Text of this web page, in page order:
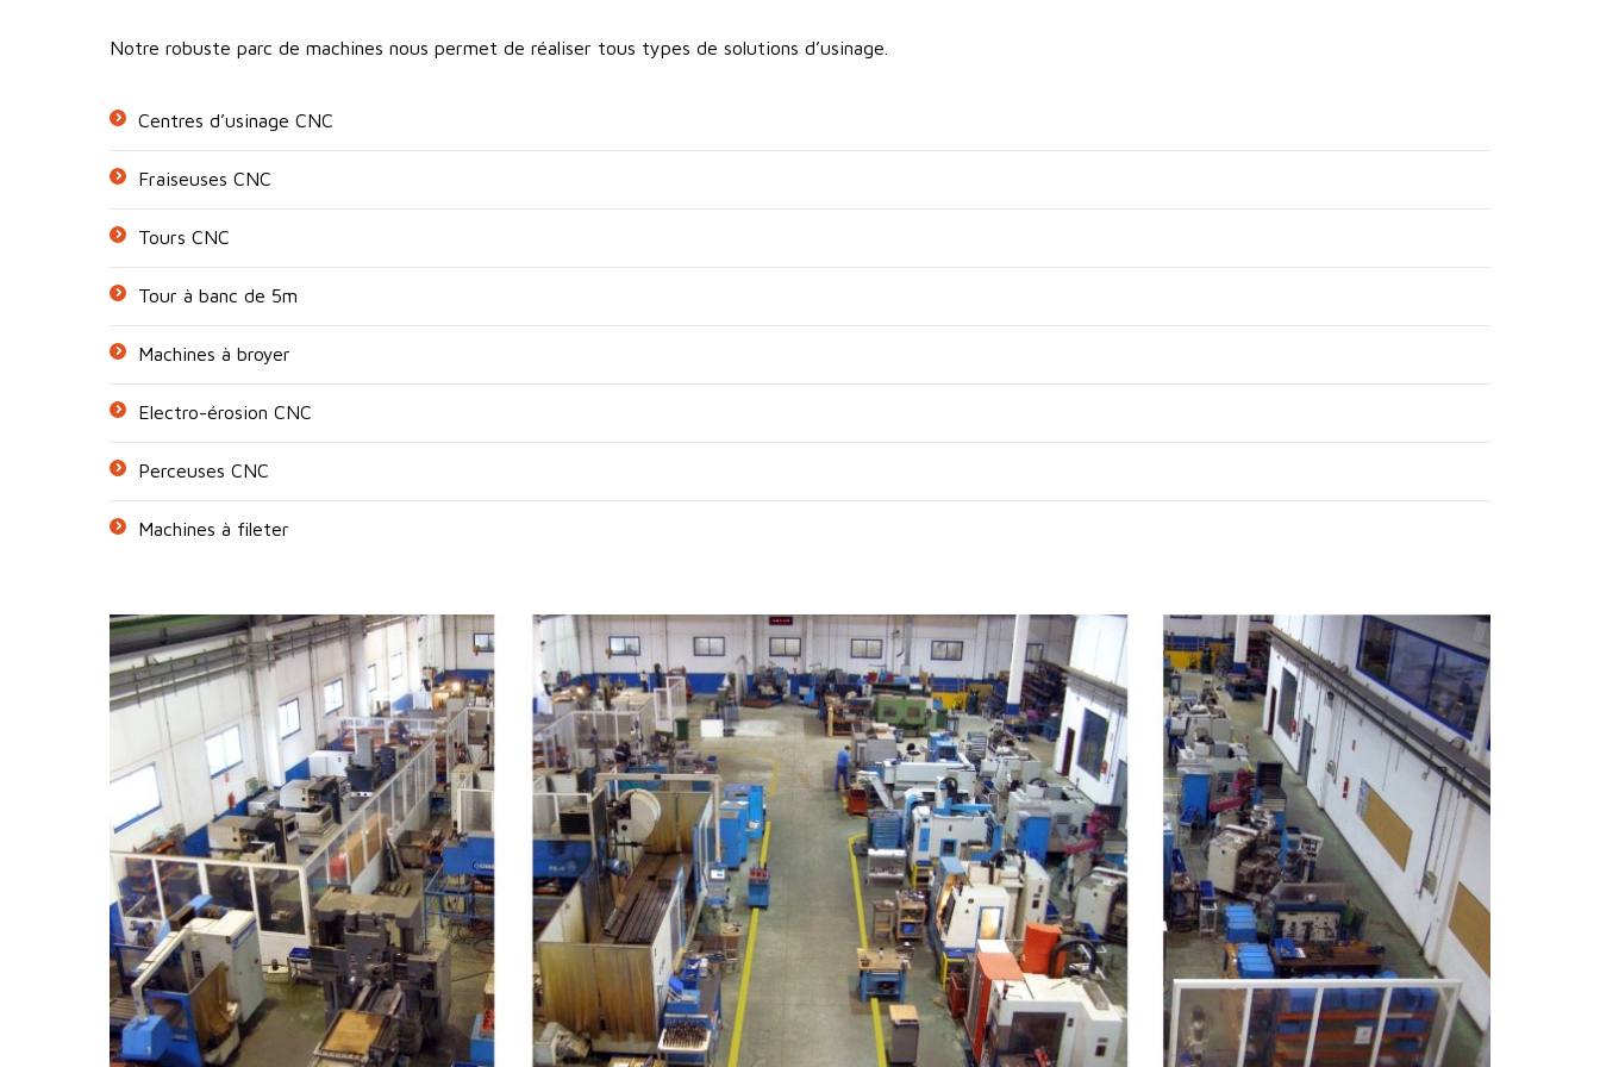
Notre robuste parc de machines nous permet de réaliser tous types de solutions d’usinage.
Centres d’usinage CNC
Fraiseuses CNC
Tours CNC
Tour à banc de 5m
Machines à broyer
Electro-érosion CNC
Perceuses CNC
Machines à fileter